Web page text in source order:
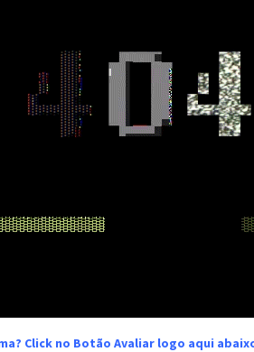
Click no Botão Avaliar logo aqui